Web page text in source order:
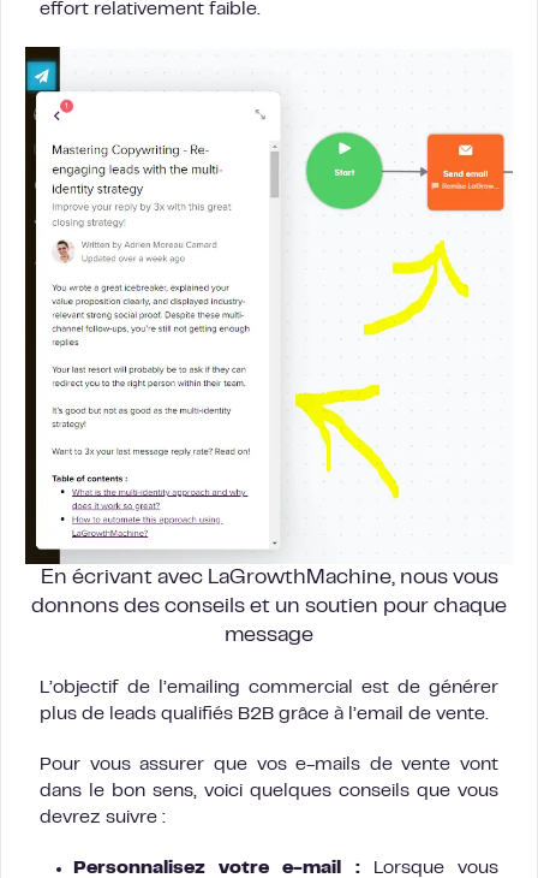
effort relativement faible.
En écrivant avec LaGrowthMachine, nous vous
donnons des conseils et un soutien pour chaque
message
L’objectif de l’emailing commercial est de générer
plus de leads qualifiés B2B grâce à l’email de vente.
Pour vous assurer que vos e-mails de vente vont
dans le bon sens, voici quelques conseils que vous
devrez suivre :
Personnalisez votre e-mail :Lorsque vous